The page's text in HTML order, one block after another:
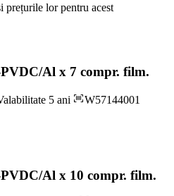
prețurile lor pentru acest
Al x 7 compr. film.
5 ani
W57144001
Al x 10 compr. film.